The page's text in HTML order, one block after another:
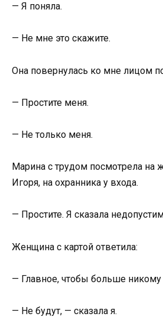
— Я поняла.
— Не мне это скажите.
Она повернулась ко мне лицом
— Простите меня.
— Не только меня.
Марина с трудом посмотрела на
Игоря, на охранника у входа.
— Простите. Я сказала
Женщина с картой ответила:
— Главное, чтобы больше никому
— Не будут, — сказала я.